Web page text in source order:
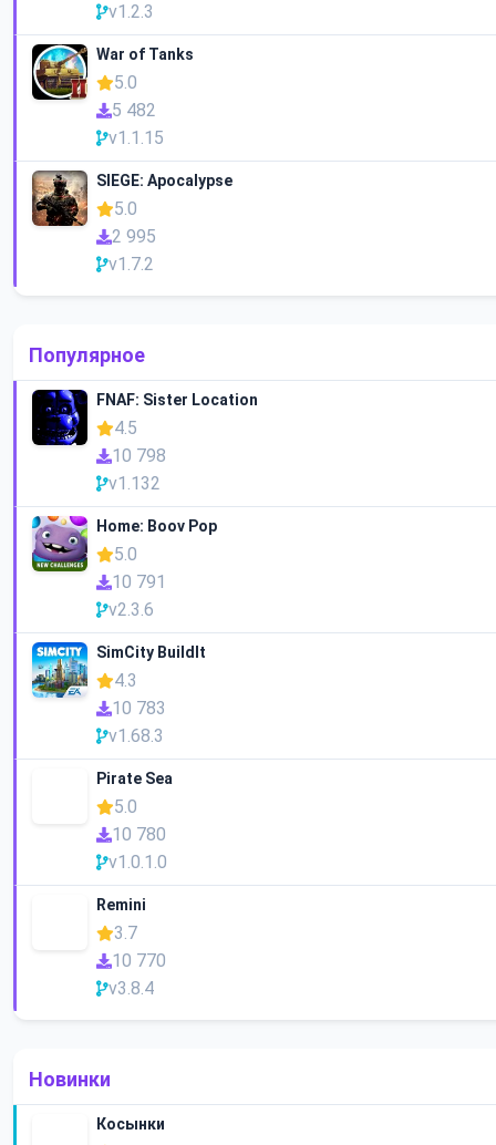
v1.2.3
War of Tanks
5.0
5 482
v1.1.15
SIEGE: Apocalypse
5.0
2 995
v1.7.2
Популярное
FNAF: Sister Location
4.5
10 798
v1.132
Home: Boov Pop
5.0
10 791
v2.3.6
SimCity BuildIt
4.3
10 783
v1.68.3
Pirate Sea
5.0
10 780
v1.0.1.0
Remini
3.7
10 770
v3.8.4
Новинки
Косынки